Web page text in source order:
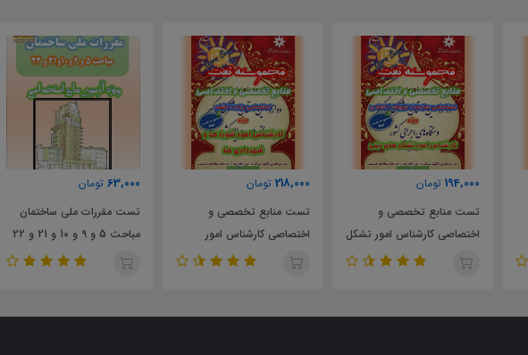
194,000 تومان
تست منابع تخصصی و
اختصاصی کارشناس امور تشکل
های دینی سازمان تبلیغات
218,000 تومان
تست منابع تخصصی و
اختصاصی کارشناس امور
شوراها و شهرداری ها
63,000 تومان
تست مقررات ملی ساختمان
مباحث 5 و 9 و 10 و 21 و 22